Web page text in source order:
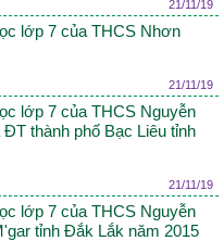
21/11/19
lớp 7 của THCS Nhơn
21/11/19
lớp 7 của THCS Nguyễn
thành phố Bạc Liêu tỉnh
21/11/19
lớp 7 của THCS Nguyễn
tỉnh Đắk Lắk năm 2015